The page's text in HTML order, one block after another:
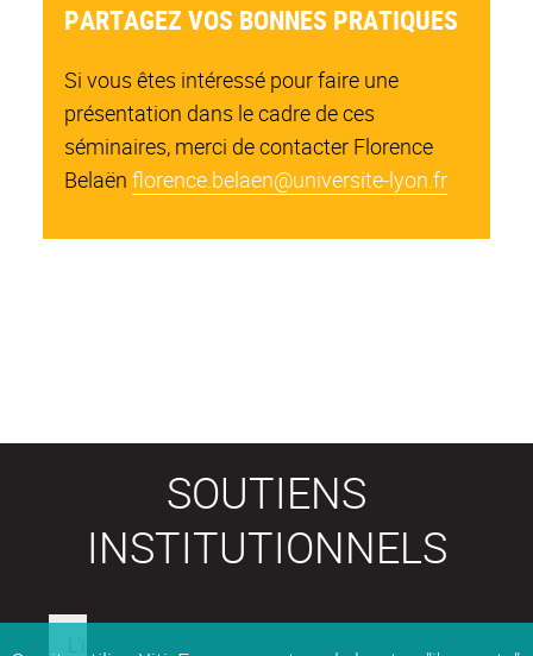
PARTAGEZ VOS BONNES PRATIQUES
Si vous êtes intéressé pour faire une
présentation dans le cadre de ces
séminaires, merci de contacter Florence
Belaën florence.belaen@universite-lyon.fr
SOUTIENS
INSTITUTIONNELS